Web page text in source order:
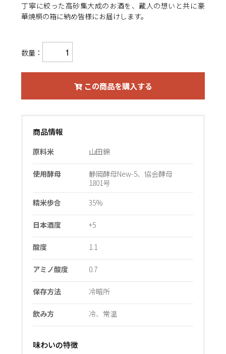
丁寧に絞った高砂集大成のお酒を、蔵人の想いと共に豪
華焼桐の箱に納め皆様にお届けします。
数量：
この商品を購入する
商品情報
原料米 山田錦
使用酵母
静岡酵母New-5、協会酵母
1801号
精米歩合
35%
日本酒度 +5
酸度 1.1
アミノ酸度 0.7
保存方法 冷暗所
飲み方 冷、常温
味わいの特徴